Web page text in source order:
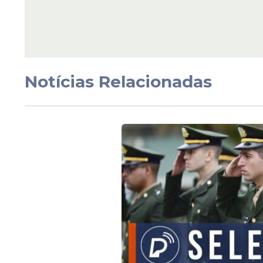
Seleção Brasileira e teria comentado
Notícias Relacionadas